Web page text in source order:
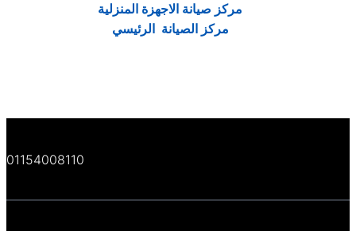
مركز صيانة الاجهزة المنزلية
مركز الصيانة الرئيسي
01154008110